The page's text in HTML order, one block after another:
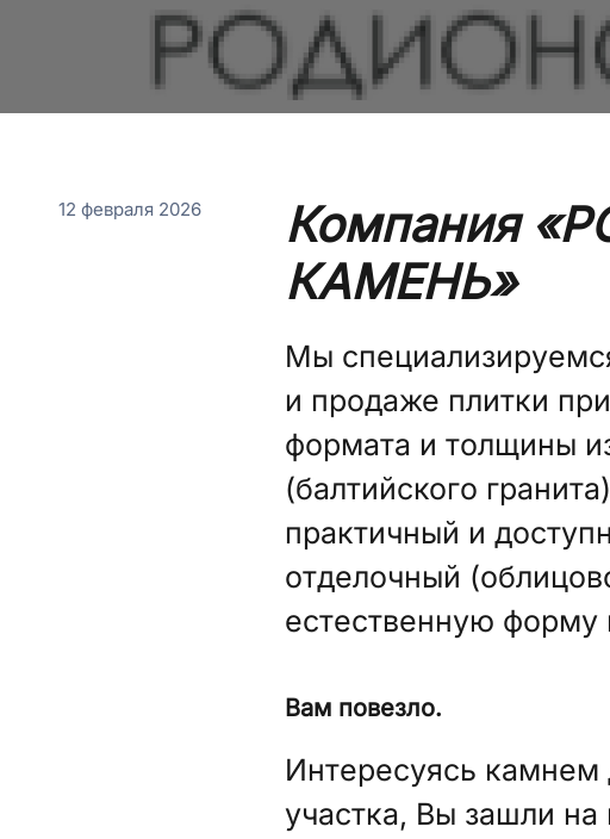
12 февраля 2026
Компания
КАМЕНЬ»
Мы
и продаже плитки
формата и толщины
(балтийского
практичный и
отделочный
естественную форму
Вам повезло.
Интересуясь камнем
участка, Вы зашли